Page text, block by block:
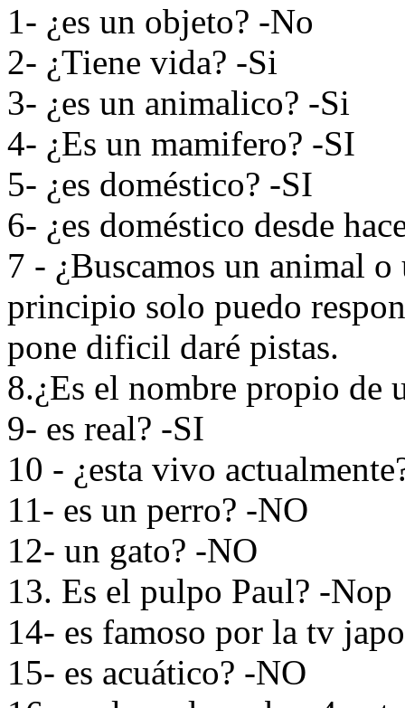
1- ¿es un objeto? -No
2- ¿Tiene vida? -Si
3- ¿es un animalico? -Si
4- ¿Es un mamifero? -SI
5- ¿es doméstico? -SI
6- ¿es doméstico desde
7 - ¿Buscamos un animal
principio solo puedo
pone dificil daré pistas.
8.¿Es el nombre propio de
9- es real? -SI
10 - ¿esta vivo
11- es un perro? -NO
12- un gato? -NO
13. Es el pulpo Paul? -Nop
14- es famoso por la tv
15- es acuático? -NO